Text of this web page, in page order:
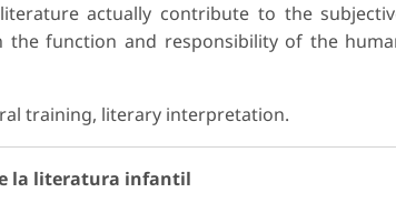
actually contribute to the
the function and responsibility of the
training, literary interpretation.
la literatura infantil